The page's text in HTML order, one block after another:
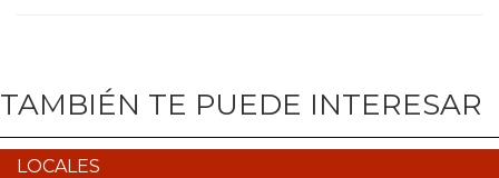
TAMBIÉN TE PUEDE INTERESAR
LOCALES